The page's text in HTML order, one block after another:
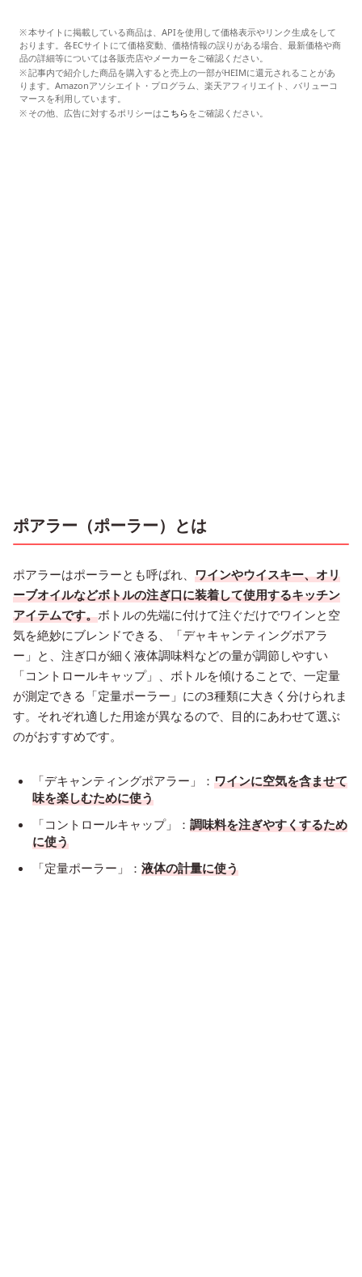
本サイトに掲載している商品は、APIを使用して価格表示やリンク生成をして
おります。各ECサイトにて価格変動、価格情報の誤りがある場合、最新価格や商
品の詳細等については各販売店やメーカーをご確認ください。
記事内で紹介した商品を購入すると売上の一部がHEIMに還元されることがあ
ります。Amazonアソシエイト・プログラム、楽天アフィリエイト、バリューコ
マースを利用しています。
その他、広告に対するポリシーはこちらをご確認ください。
ポアラー（ポーラー）とは
ポアラーはポーラーとも呼ばれ、 ワインやウイスキー、オリ
ーブオイルなどボトルの注ぎ口に装着して使用するキッチン
アイテムです。ボトルの先端に付けて注ぐだけでワインと空
気を絶妙にブレンドできる、「デャキャンティングポアラ
ー」と、注ぎ口が細く液体調味料などの量が調節しやすい
「コントロールキャップ」、ボトルを傾けることで、一定量
が測定できる「定量ポーラー」にの3種類に大きく分けられま
す。それぞれ適した用途が異なるので、目的にあわせて選ぶ
のがおすすめです。
「デキャンティングポアラー」： ワインに空気を含ませて
味を楽しむために使う
「コントロールキャップ」： 調味料を注ぎやすくするため
に使う
「定量ポーラー」： 液体の計量に使う